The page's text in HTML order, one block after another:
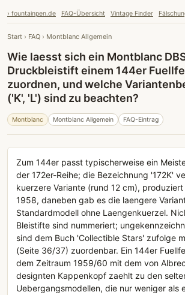
› fountainpen.de FAQ-Übersicht Vintage Finder
Start › FAQ › Montblanc Allgemein
Wie laesst sich ein Montblanc
Druckbleistift einem 144er
zuordnen, und welche
('K', 'L') sind zu beachten?
Montblanc Montblanc Allgemein FAQ-Eintrag
Zum 144er passt typischerweise ein
der 172er-Reihe; die Bezeichnung '172K'
kuerzere Variante (rund 12 cm),
1958, daneben gab es die laengere
Standardmodell ohne Laengenkuerzel.
Bleistifte sind nummeriert;
sind dem Buch 'Collectible Stars' zufolge
(Seite 36/37) zuordenbar. Ein 144er
dem Zeitraum 1959/60 mit dem von
designten Kappenkopf zaehlt zu den
Uebergangsmodellen, die nur weniger als